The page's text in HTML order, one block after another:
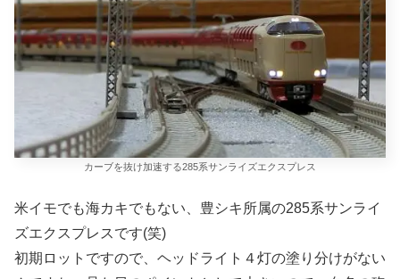
カーブを抜け加速する285系サンライズエクスプレス
米イモでも海カキでもない、豊シキ所属の285系サンライ
ズエクスプレスです(笑)
初期ロットですので、ヘッドライト４灯の塗り分けがない